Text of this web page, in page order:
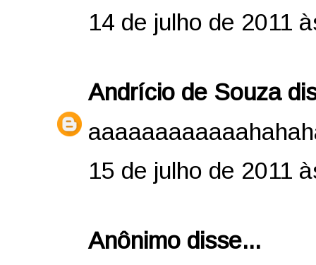
14 de julho de 2011
Andrício de Souza
15 de julho de 2011
Anônimo disse...